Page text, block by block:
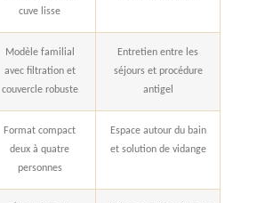
cuve lisse
Modèle familial
avec filtration et
couvercle robuste
Entretien entre les
séjours et procédure
antigel
Format compact
deux à quatre
personnes
Espace autour du bain
et solution de vidange